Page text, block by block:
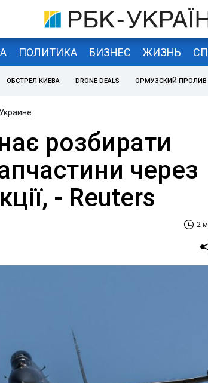
ПОЛИТИКА БИЗНЕС ЖИЗНЬ
ОБСТРЕЛ КИЕВА DRONE DEALS ОРМУЗСКИЙ ПРОЛИВ
розбирати
через
- Reuters
2